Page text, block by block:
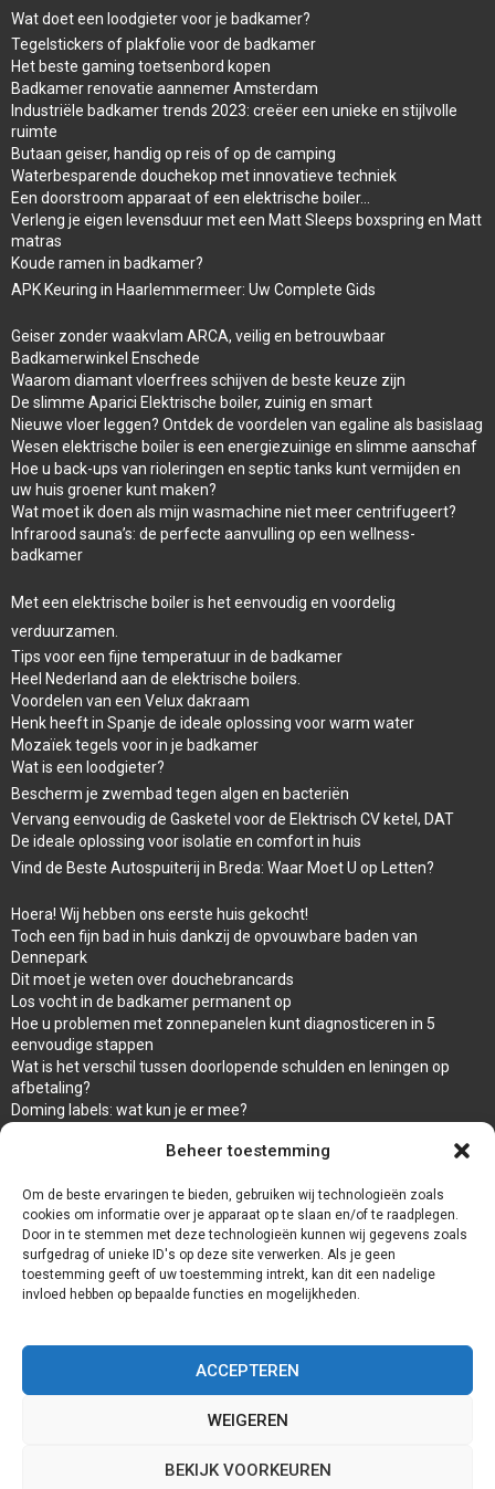
Beheer toestemming
Om de beste ervaringen te bieden, gebruiken wij technologieën zoals
cookies om informatie over je apparaat op te slaan en/of te raadplegen.
Door in te stemmen met deze technologieën kunnen wij gegevens zoals
surfgedrag of unieke ID's op deze site verwerken. Als je geen
toestemming geeft of uw toestemming intrekt, kan dit een nadelige
invloed hebben op bepaalde functies en mogelijkheden.
ACCEPTEREN
WEIGEREN
BEKIJK VOORKEUREN
Wat doet een loodgieter voor je badkamer?
Tegelstickers of plakfolie voor de badkamer
Het beste gaming toetsenbord kopen
Badkamer renovatie aannemer Amsterdam
Industriële badkamer trends 2023: creëer een unieke en stijlvolle
ruimte
Butaan geiser, handig op reis of op de camping
Waterbesparende douchekop met innovatieve techniek
Een doorstroom apparaat of een elektrische boiler…
Verleng je eigen levensduur met een Matt Sleeps boxspring en Matt
matras
Koude ramen in badkamer?
APK Keuring in Haarlemmermeer: Uw Complete Gids
Geiser zonder waakvlam ARCA, veilig en betrouwbaar
Badkamerwinkel Enschede
Waarom diamant vloerfrees schijven de beste keuze zijn
De slimme Aparici Elektrische boiler, zuinig en smart
Nieuwe vloer leggen? Ontdek de voordelen van egaline als basislaag
Wesen elektrische boiler is een energiezuinige en slimme aanschaf
Hoe u back-ups van rioleringen en septic tanks kunt vermijden en
uw huis groener kunt maken?
Wat moet ik doen als mijn wasmachine niet meer centrifugeert?
Infrarood sauna’s: de perfecte aanvulling op een wellness-
badkamer
Met een elektrische boiler is het eenvoudig en voordelig
verduurzamen.
Tips voor een fijne temperatuur in de badkamer
Heel Nederland aan de elektrische boilers.
Voordelen van een Velux dakraam
Henk heeft in Spanje de ideale oplossing voor warm water
Mozaïek tegels voor in je badkamer
Wat is een loodgieter?
Bescherm je zwembad tegen algen en bacteriën
Vervang eenvoudig de Gasketel voor de Elektrisch CV ketel, DAT
De ideale oplossing voor isolatie en comfort in huis
Vind de Beste Autospuiterij in Breda: Waar Moet U op Letten?
Hoera! Wij hebben ons eerste huis gekocht!
Toch een fijn bad in huis dankzij de opvouwbare baden van
Dennepark
Dit moet je weten over douchebrancards
Los vocht in de badkamer permanent op
Hoe u problemen met zonnepanelen kunt diagnosticeren in 5
eenvoudige stappen
Wat is het verschil tussen doorlopende schulden en leningen op
afbetaling?
Doming labels: wat kun je er mee?
waar koop ik een wc bril